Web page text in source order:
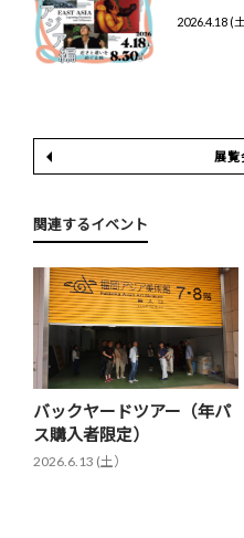
2026.4.18 (
展覧
関連するイベント
バックヤードツアー（年パ
ス購入者限定）
2026.6.13 (土）